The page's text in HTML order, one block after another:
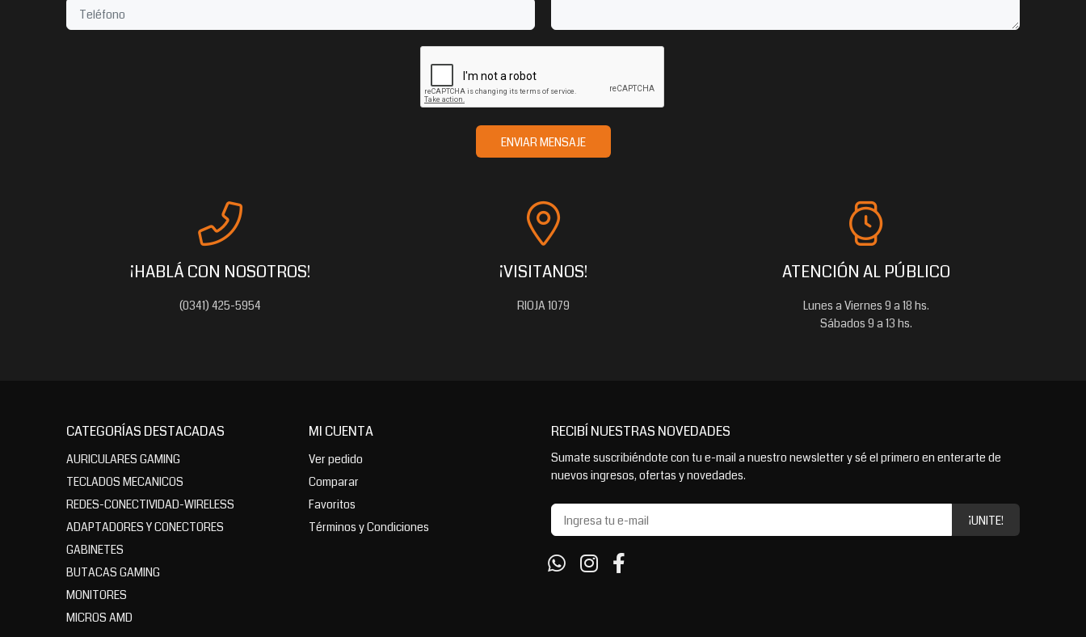
ENVIAR MENSAJE
¡HABLÁ CON NOSOTROS!
(0341) 425-5954
¡VISITANOS!
RIOJA 1079
ATENCIÓN AL PÚBLICO
Lunes a Viernes 9 a 18 hs.
Sábados 9 a 13 hs.
CATEGORÍAS DESTACADAS
AURICULARES GAMING
TECLADOS MECANICOS
REDES-CONECTIVIDAD-WIRELESS
ADAPTADORES Y CONECTORES
GABINETES
BUTACAS GAMING
MONITORES
MICROS AMD
MI CUENTA
Ver pedido
Comparar
Favoritos
Términos y Condiciones
RECIBÍ NUESTRAS NOVEDADES
Sumate suscribiéndote con tu e-mail a nuestro newsletter y sé el primero en enterarte de
nuevos ingresos, ofertas y novedades.
¡UNITE!